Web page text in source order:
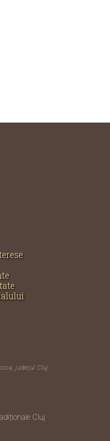
județul Cluj
Cluj